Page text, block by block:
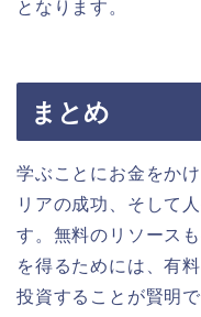
となります。
まとめ
学ぶことにお金をか
リアの成功、そして
す。無料のリソース
を得るためには、有
投資することが賢明